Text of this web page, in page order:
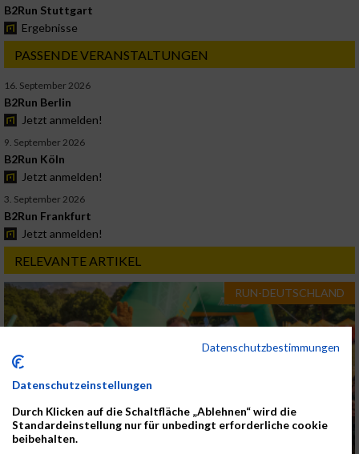
B2Run Stuttgart
Ergebnisse
PASSENDE VERANSTALTUNGEN
16. September 2026
B2Run Berlin
Jetzt anmelden!
9. September 2026
B2Run Köln
Jetzt anmelden!
3. September 2026
B2Run Frankfurt
Jetzt anmelden!
RELEVANTE ARTIKEL
RUN-DEUTSCHLAND
RUN5 TEAMSTAFFEL Hamburg 2026 an beiden
Lauftagen ausverkauft
Datenschutzbestimmungen
Datenschutzeinstellungen
Durch Klicken auf die Schaltfläche „Ablehnen“ wird die
Standardeinstellung nur für unbedingt erforderliche cookie
beibehalten.